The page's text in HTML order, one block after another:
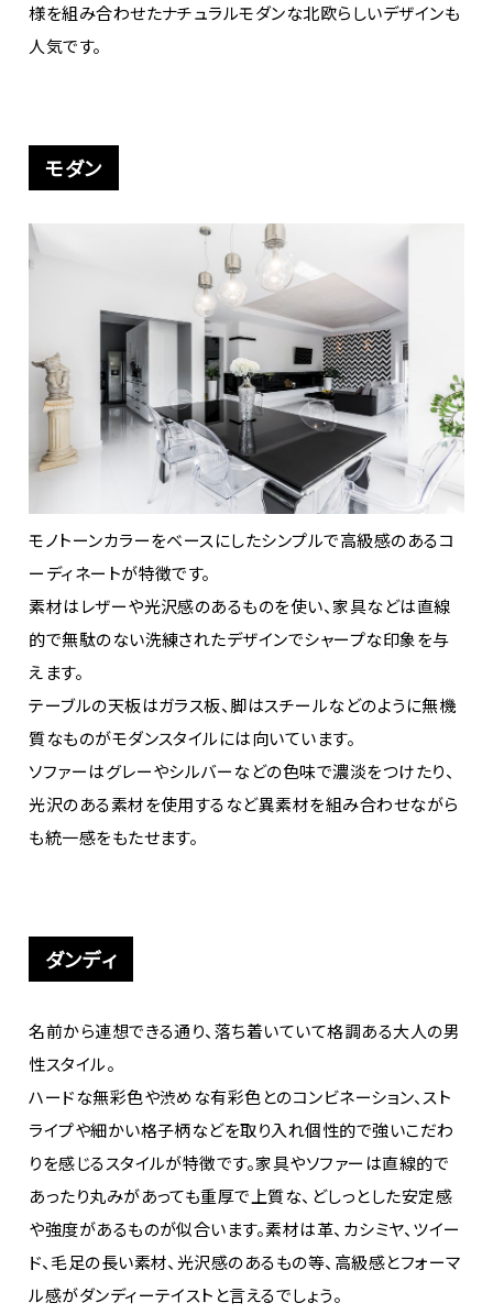
様を組み合わせたナチュラルモダンな北欧らしいデザインも
人気です。
モダン
モノトーンカラーをベースにしたシンプルで高級感のあるコ
ーディネートが特徴です。
素材はレザーや光沢感のあるものを使い、家具などは直線
的で無駄のない洗練されたデザインでシャープな印象を与
えます。
テーブルの天板はガラス板、脚はスチールなどのように無機
質なものがモダンスタイルには向いています。
ソファーはグレーやシルバーなどの色味で濃淡をつけたり、
光沢のある素材を使用するなど異素材を組み合わせながら
も統一感をもたせます。
ダンディ
名前から連想できる通り、落ち着いていて格調ある大人の男
性スタイル。
ハードな無彩色や渋めな有彩色とのコンビネーション、スト
ライプや細かい格子柄などを取り入れ個性的で強いこだわ
りを感じるスタイルが特徴です。家具やソファーは直線的で
あったり丸みがあっても重厚で上質な、どしっとした安定感
や強度があるものが似合います。素材は革、カシミヤ、ツイー
ド、毛足の長い素材、光沢感のあるもの等、高級感とフォーマ
ル感がダンディーテイストと言えるでしょう。